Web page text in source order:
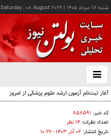
شنبه ۱۷ مرداد ۱۴۰۵ |
Saturday , 08 August 2026
باز
و
آغاز ثبت‌نام آزمون ارشد علوم پزشکی از امروز
کد خبر: ۸۵۸۵۹۱
تعداد نظرات: ۱۴ نظر
تاریخ انتشار: ۰۲ آذر ۱۴۰۳ - ۱۰:۲۶